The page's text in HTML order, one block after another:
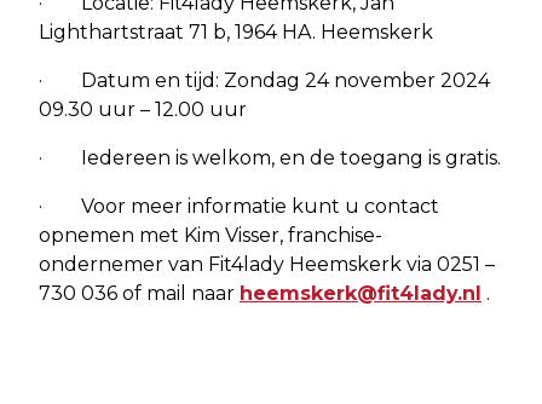
Lighthartstraat 71 b, 1964 HA. Heemskerk
· Datum en tijd: Zondag 24 november 2024
09.30 uur – 12.00 uur
· Iedereen is welkom, en de toegang is gratis.
· Voor meer informatie kunt u contact
opnemen met Kim Visser, franchise-
ondernemer van Fit4lady Heemskerk via 0251 –
730 036 of mail naar heemskerk@fit4lady.nl .